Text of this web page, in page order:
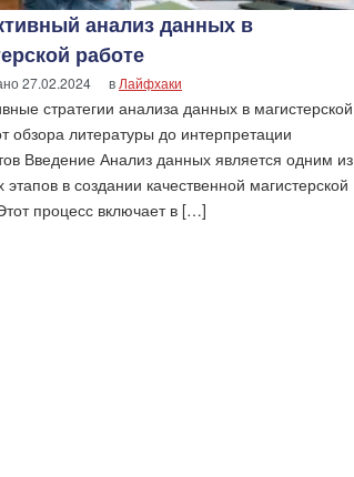
анализ данных в
работе
27.02.2024 в Лайфхаки
стратегии анализа данных в магистерской
обзора литературы до интерпретации
Введение Анализ данных является одним из
этапов в создании качественной магистерской
процесс включает в […]